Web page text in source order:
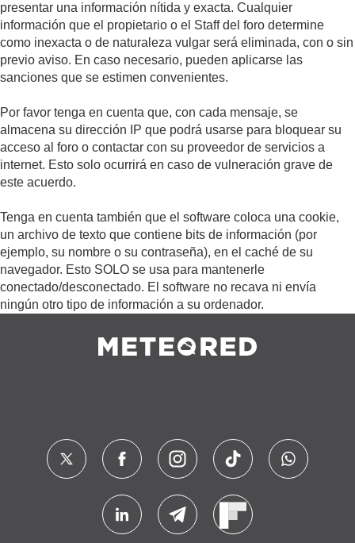
presentar una información nítida y exacta. Cualquier
información que el propietario o el Staff del foro determine
como inexacta o de naturaleza vulgar será eliminada, con o sin
previo aviso. En caso necesario, pueden aplicarse las
sanciones que se estimen convenientes.
Por favor tenga en cuenta que, con cada mensaje, se
almacena su dirección IP que podrá usarse para bloquear su
acceso al foro o contactar con su proveedor de servicios a
internet. Esto solo ocurrirá en caso de vulneración grave de
este acuerdo.
Tenga en cuenta también que el software coloca una cookie,
un archivo de texto que contiene bits de información (por
ejemplo, su nombre o su contraseña), en el caché de su
navegador. Esto SOLO se usa para mantenerle
conectado/desconectado. El software no recava ni envía
ningún otro tipo de información a su ordenador.